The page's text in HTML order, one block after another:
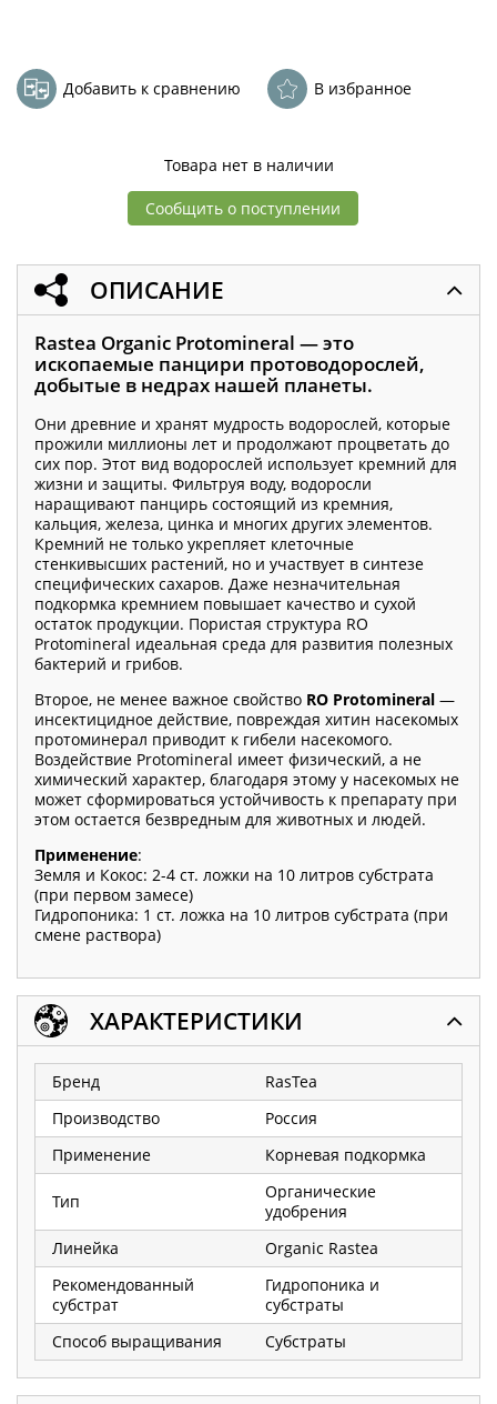
Добавить к сравнению В избранное
Товара нет в наличии
Сообщить о поступлении
ОПИСАНИЕ
Rastea Organic Protominerаl — это
ископаемые панцири протоводорослей,
добытые в недрах нашей планеты.
Они древние и хранят мудрость водорослей, которые
прожили миллионы лет и продолжают процветать до
сих пор. Этот вид водорослей использует кремний для
жизни и защиты. Фильтруя воду, водоросли
наращивают панцирь состоящий из кремния,
кальция, железа, цинка и многих других элементов.
Кремний не только укрепляет клеточные
стенкивысших растений, но и участвует в синтезе
специфических сахаров. Даже незначительная
подкормка кремнием повышает качество и сухой
остаток продукции. Пористая структура RO
Protominerаl идеальная среда для развития полезных
бактерий и грибов.
Второе, не менее важное свойство RO Protominerаl —
инсектицидное действие, повреждая хитин насекомых
протоминерал приводит к гибели насекомого.
Воздействие Protominerаl имеет физический, а не
химический характер, благодаря этому у насекомых не
может сформироваться устойчивость к препарату при
этом остается безвредным для животных и людей.
Применение:
Земля и Кокос: 2-4 ст. ложки на 10 литров субстрата
(при первом замесе)
Гидропоника: 1 ст. ложка на 10 литров субстрата (при
смене раствора)
ХАРАКТЕРИСТИКИ
Бренд
RasTea
Производство
Россия
Применение
Корневая подкормка
Тип
Органические
удобрения
Линейка
Organic Rastea
Рекомендованный
субстрат
Гидропоника и
субстраты
Способ выращивания
Субстраты